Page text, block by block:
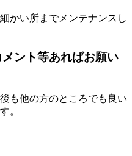
かい所までメンテナンスし
ント等あればお願い
も他の方のところでも良い
。